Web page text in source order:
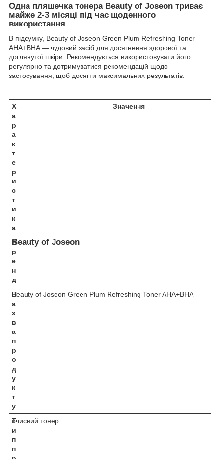
Одна пляшечка тонера Beauty of Joseon триває
майже 2-3 місяці під час щоденного
використання.
В підсумку, Beauty of Joseon Green Plum Refreshing Toner
AHA+BHA — чудовий засіб для досягнення здорової та
доглянутої шкіри. Рекомендується використовувати його
регулярно та дотримуватися рекомендацій щодо
застосування, щоб досягти максимальних результатів.
Х
а
р
а
к
т
е
р
и
с
т
и
к
а
Значення
Б
р
е
н
д
Beauty of Joseon
Н
а
з
в
а
п
р
о
д
у
к
т
у
Beauty of Joseon Green Plum Refreshing Toner AHA+BHA
Т
и
п
п
очисний тонер